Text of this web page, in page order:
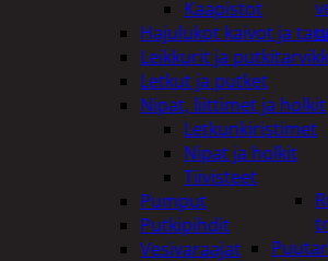
Kaapistot
Hajulukot kaivot ja
Leikkurit ja
Letkut ja putket
Nipat, liittimet ja holkit
Letkunkiristimet
Nipat ja holkit
Tiivisteet
Pumput
Putkipihdit
Vesivaraajat